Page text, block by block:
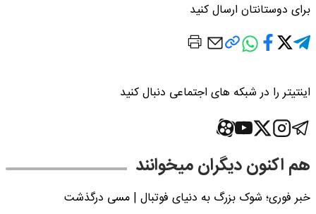
برای دوستانتان ارسال کنید
اینتیتر را در شبکه های اجتماعی دنبال کنید
هم اکنون دیگران میخوانند
خبر فوری؛‌ شوک بزرگ به دنیای فوتبال | مسی درگذشت